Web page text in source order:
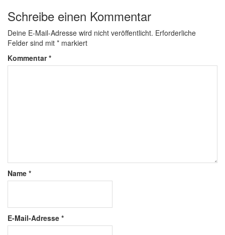
Schreibe einen Kommentar
Deine E-Mail-Adresse wird nicht veröffentlicht. Erforderliche
Felder sind mit * markiert
Kommentar*
Name *
E-Mail-Adresse *